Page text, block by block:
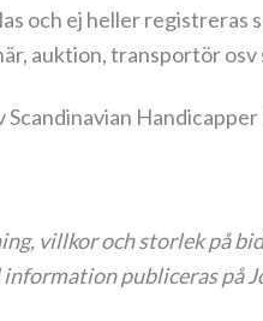
och ej heller registreras
auktion, transportör osv
villkor och storlek på
publiceras på